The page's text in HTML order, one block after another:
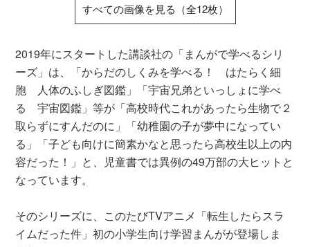
すべての画像を見る（全12枚）
2019年にスタートした講談社の「まんがで学べるシリ
ーズ」は、「からだのしくみを学べる！ はたらく細
胞 人体のふしぎ図鑑」「宇宙兄弟といっしょに学べ
る 宇宙図鑑」等が「高校時代これがあったら生物で２
取らずにすんだのに」「幼稚園の子が夢中になってい
る」「子ども向けに簡素かなと思ったら高校生以上の内
容だった！」と、児童書では異例の49万部の大ヒットと
なっています。
そのシリーズに、このたびTVアニメ「転生したらスラ
イムだった件」初の小学生向け学習まんがが登場しま